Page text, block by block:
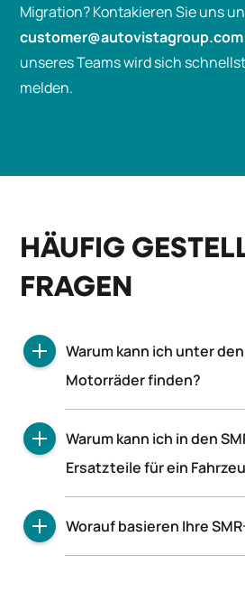
Migration? Kontakieren Sie uns
customer@autovistagroup.com
unseres Teams wird sich
melden.
HÄUFIG
FRAGEN
Warum kann ich unter
Motorräder finden?
verfügbar.
Warum kann ich in den
Ersatzteile für ein
Service, Wartung und
relevant sind.
Worauf basieren Ihre